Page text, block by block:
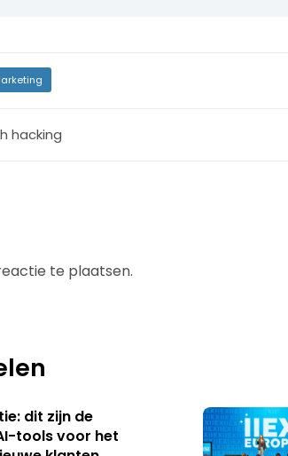
hacking
te plaatsen.
dit zijn de
tools voor het